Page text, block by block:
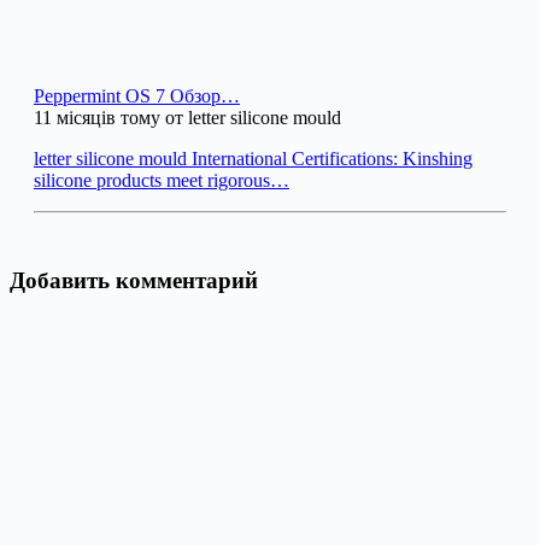
Peppermint OS 7 Обзор…
11 місяців тому от letter silicone mould
letter silicone mould International Certifications: Kinshing
silicone products meet rigorous…
Добавить комментарий